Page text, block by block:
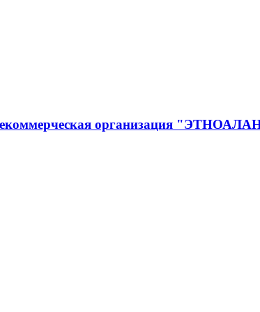
некоммерческая организация